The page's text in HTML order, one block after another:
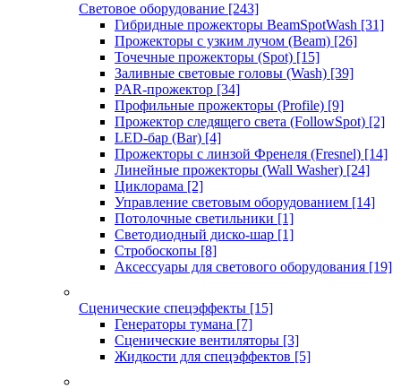
Световое оборудование [243]
Гибридные прожекторы BeamSpotWash [31]
Прожекторы с узким лучом (Beam) [26]
Точечные прожекторы (Spot) [15]
Заливные световые головы (Wash) [39]
PAR-прожектор [34]
Профильные прожекторы (Profile) [9]
Прожектор следящего света (FollowSpot) [2]
LED-бар (Bar) [4]
Прожекторы с линзой Френеля (Fresnel) [14]
Линейные прожекторы (Wall Washer) [24]
Циклорама [2]
Управление световым оборудованием [14]
Потолочные светильники [1]
Светодиодный диско-шар [1]
Стробоскопы [8]
Аксессуары для светового оборудования [19]
Сценические спецэффекты [15]
Генераторы тумана [7]
Сценические вентиляторы [3]
Жидкости для спецэффектов [5]